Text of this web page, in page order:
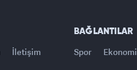
İletişim
BAĞLANTILAR
Spor Ekonomi